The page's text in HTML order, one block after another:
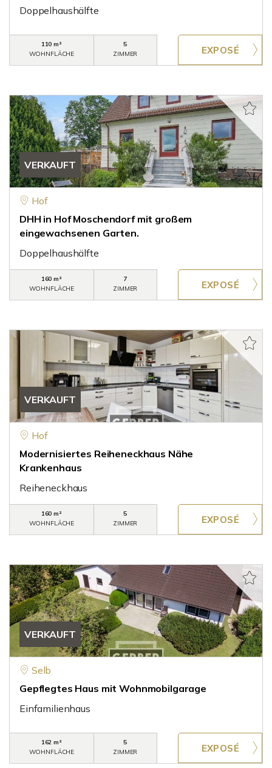
Doppelhaushälfte
110 m²
WOHNFLÄCHE
5
ZIMMER
VERKAUFT
Hof
DHH in Hof Moschendorf mit großem
eingewachsenen Garten.
Doppelhaushälfte
160 m²
WOHNFLÄCHE
7
ZIMMER
VERKAUFT
Hof
Modernisiertes Reiheneckhaus Nähe
Krankenhaus
Reiheneckhaus
160 m²
WOHNFLÄCHE
5
ZIMMER
VERKAUFT
Selb
Gepflegtes Haus mit Wohnmobilgarage
Einfamilienhaus
162 m²
WOHNFLÄCHE
5
ZIMMER